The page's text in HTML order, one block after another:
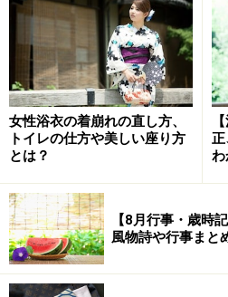
東から吹いてくる春風。菅原
遷される際に、庭の梅を詠ん
こせよ 梅の花 主なしとて
な歌があります。
・春一番（はるいちばん）
春の初めにその年に初めて吹く
海難事故を警戒するためにつけ
▷ 「春一番」とはどんな風？
るの？ 由来・定義・豆知識
・春嵐（はるあらし／しゅんら
女性浴衣の着崩れの直し方、
トイレの仕方や美しい座り方
とは？
正
わ
【8月行事・歳時
風物詩や行事まと